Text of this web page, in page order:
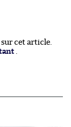
cet article.